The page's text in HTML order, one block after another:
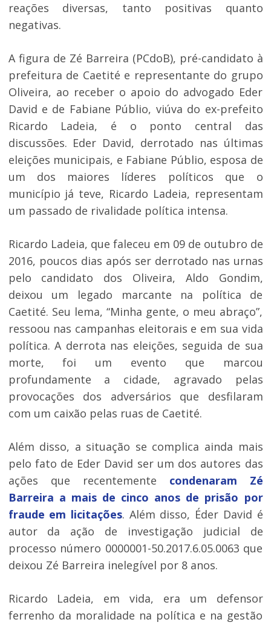
reações diversas, tanto positivas quanto
negativas.
A figura de Zé Barreira (PCdoB), pré-candidato à
prefeitura de Caetité e representante do grupo
Oliveira, ao receber o apoio do advogado Eder
David e de Fabiane Públio, viúva do ex-prefeito
Ricardo Ladeia, é o ponto central das
discussões. Eder David, derrotado nas últimas
eleições municipais, e Fabiane Públio, esposa de
um dos maiores líderes políticos que o
município já teve, Ricardo Ladeia, representam
um passado de rivalidade política intensa.
Ricardo Ladeia, que faleceu em 09 de outubro de
2016, poucos dias após ser derrotado nas urnas
pelo candidato dos Oliveira, Aldo Gondim,
deixou um legado marcante na política de
Caetité. Seu lema, “Minha gente, o meu abraço”,
ressoou nas campanhas eleitorais e em sua vida
política. A derrota nas eleições, seguida de sua
morte, foi um evento que marcou
profundamente a cidade, agravado pelas
provocações dos adversários que desfilaram
com um caixão pelas ruas de Caetité.
Além disso, a situação se complica ainda mais
pelo fato de Eder David ser um dos autores das
ações que recentemente condenaram Zé
Barreira a mais de cinco anos de prisão por
fraude em licitações. Além disso, Éder David é
autor da ação de investigação judicial de
processo número 0000001-50.2017.6.05.0063 que
deixou Zé Barreira inelegível por 8 anos.
Ricardo Ladeia, em vida, era um defensor
ferrenho da moralidade na política e na gestão